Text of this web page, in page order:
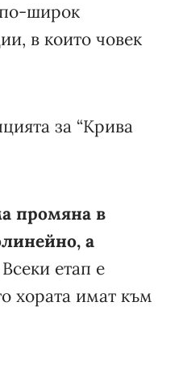
по-широк
в които човек
за “Крива
промяна в
а
етап е
хората имат към